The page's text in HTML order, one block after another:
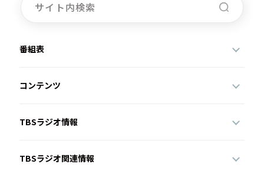
番組表
コンテンツ
TBSラジオ情報
TBSラジオ関連情報